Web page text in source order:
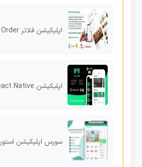
اپلیکیشن فلاتر Single Restaurant Food Order
اپلیکیشن React Native بدنسازی FitBasic
سورس اپلیکیشن استور Google Play App Store